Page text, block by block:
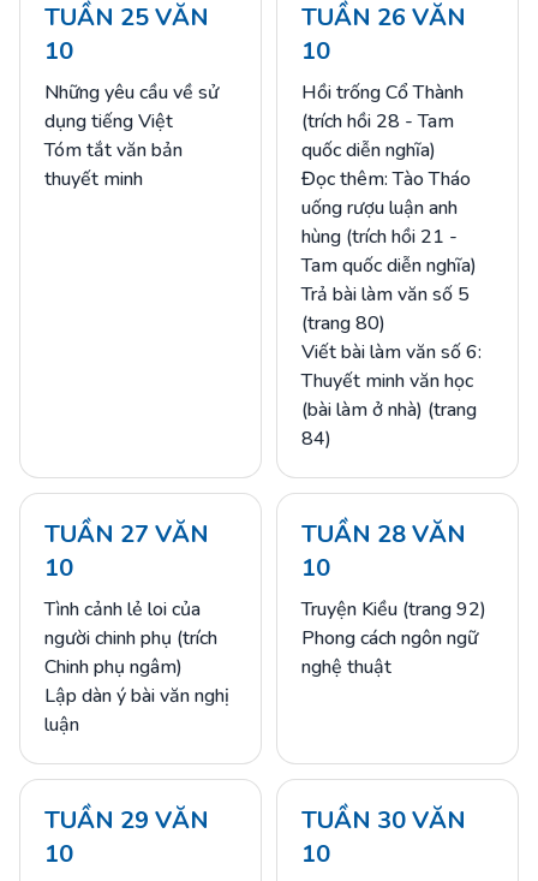
TUẦN 25 VĂN
10
Những yêu cầu về sử
dụng tiếng Việt
Tóm tắt văn bản
thuyết minh
TUẦN 26 VĂN
10
Hồi trống Cổ Thành
(trích hồi 28 - Tam
quốc diễn nghĩa)
Đọc thêm: Tào Tháo
uống rượu luận anh
hùng (trích hồi 21 -
Tam quốc diễn nghĩa)
Trả bài làm văn số 5
(trang 80)
Viết bài làm văn số 6:
Thuyết minh văn học
(bài làm ở nhà) (trang
84)
TUẦN 27 VĂN
10
Tình cảnh lẻ loi của
người chinh phụ (trích
Chinh phụ ngâm)
Lập dàn ý bài văn nghị
luận
TUẦN 28 VĂN
10
Truyện Kiều (trang 92)
Phong cách ngôn ngữ
nghệ thuật
TUẦN 29 VĂN
10
TUẦN 30 VĂN
10